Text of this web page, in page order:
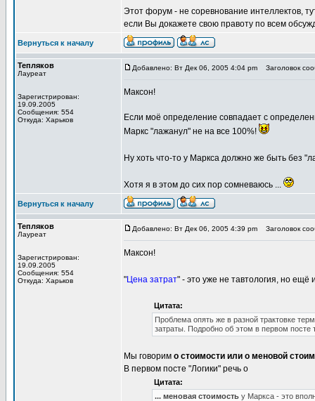
Этот форум - не соревнование интеллектов,
если Вы докажете свою правоту по всем
Вернуться к началу
Тепляков
Лауреат
Зарегистрирован:
19.09.2005
Сообщения: 554
Откуда: Харьков
Добавлено: Вт Дек 06, 2005 4:04 pm Заголовок
Максон!
Если моё определение совпадает с
Маркс "лажанул" не на все 100%!
Ну хоть что-то у Маркса должно же быть без
Хотя я в этом до сих пор сомневаюсь ...
Вернуться к началу
Тепляков
Лауреат
Зарегистрирован:
19.09.2005
Сообщения: 554
Откуда: Харьков
Добавлено: Вт Дек 06, 2005 4:39 pm Заголовок
Максон!
"Цена затрат" - это уже не тавтология, но ещё
Цитата:
Проблема опять же в разной трактовке
затраты. Подробно об этом в первом посте
Мы говорим о стоимости или о меновой
В первом посте "Логики" речь о
Цитата:
... меновая стоимость у Маркса - это